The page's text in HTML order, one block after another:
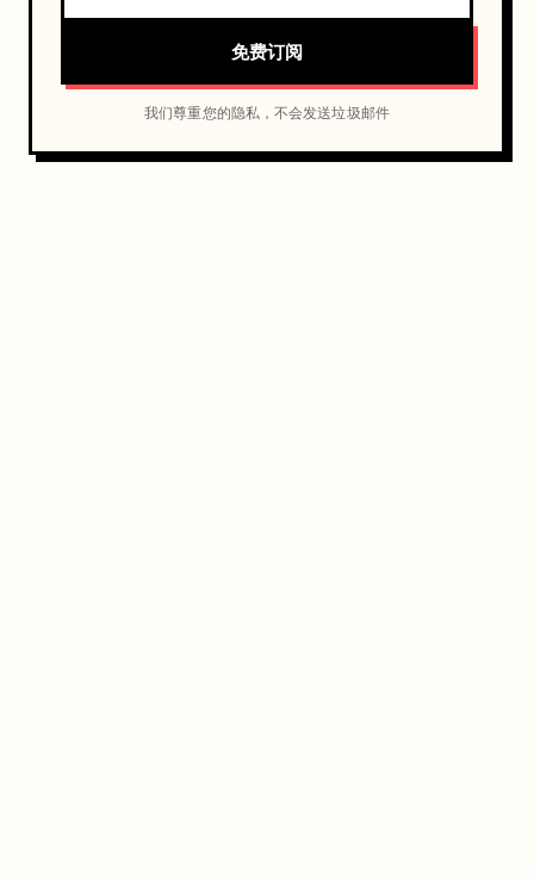
免费订阅
我们尊重您的隐私，不会发送垃圾邮件